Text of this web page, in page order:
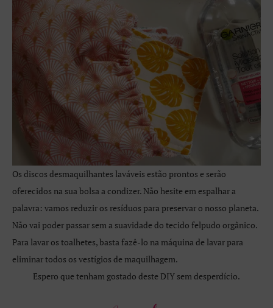
Os discos desmaquilhantes laváveis estão prontos e serão
oferecidos na sua bolsa a condizer. Não hesite em espalhar a
palavra: vamos reduzir os resíduos para preservar o nosso planeta.
Não vai poder passar sem a suavidade do tecido felpudo orgânico.
Para lavar os toalhetes, basta fazê-lo na máquina de lavar para
eliminar todos os vestígios de maquilhagem.
Espero que tenham gostado deste DIY sem desperdício.